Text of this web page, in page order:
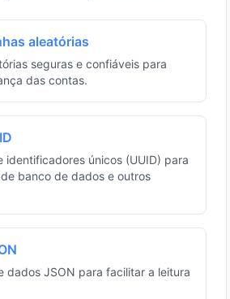
aleatórias
seguras e confiáveis para
das contas.
identificadores únicos (UUID) para
banco de dados e outros
dados JSON para facilitar a leitura